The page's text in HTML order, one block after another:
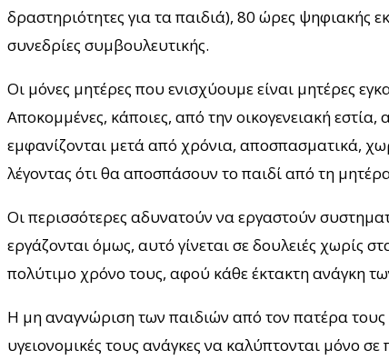
δραστηριότητες για τα παιδιά), 80 ώρες ψηφιακής
συνεδρίες συμβουλευτικής.
Οι μόνες μητέρες που ενισχύουμε είναι μητέρες
Αποκομμένες, κάποιες, από την οικογενειακή
εμφανίζονται μετά από χρόνια, αποσπασματικά,
λέγοντας ότι θα αποσπάσουν το παιδί από τη
Οι περισσότερες αδυνατούν να εργαστούν
εργάζονται όμως, αυτό γίνεται σε δουλειές χωρίς
πολύτιμο χρόνο τους, αφού κάθε έκτακτη ανάγκη
Η μη αναγνώριση των παιδιών από τον πατέρα τους
υγειονομικές τους ανάγκες να καλύπτονται μόνο